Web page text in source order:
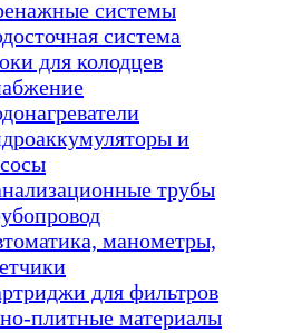
системы
система
для колодцев
и
трубы
манометры,
для фильтров
плитные материалы